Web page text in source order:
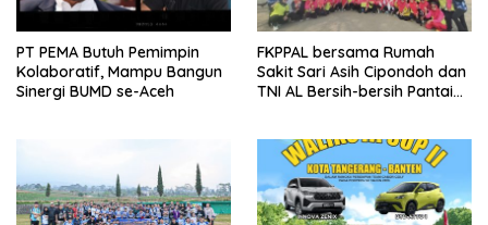
PT PEMA Butuh Pemimpin
Kolaboratif, Mampu Bangun
Sinergi BUMD se-Aceh
FKPPAL bersama Rumah
Sakit Sari Asih Cipondoh dan
TNI AL Bersih-bersih Pantai